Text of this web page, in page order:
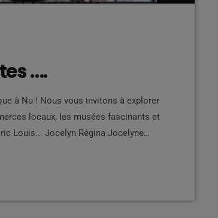
….
à Nu ! Nous vous invitons à explorer
locaux, les musées fascinants et
Louis... Jocelyn Régina Jocelyne
José Privat José Versol Joseph